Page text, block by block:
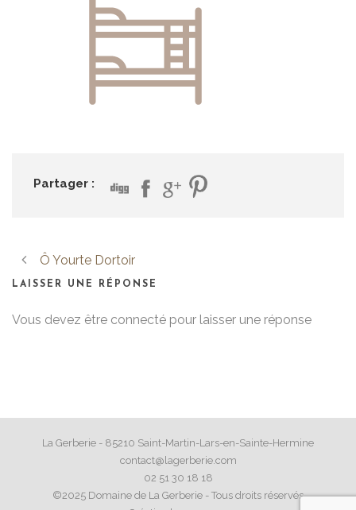
Partager :
Ô Yourte Dortoir
LAISSER UNE RÉPONSE
Vous devez être connecté pour laisser une réponse
La Gerberie - 85210 Saint-Martin-Lars-en-Sainte-Hermine
contact@lagerberie.com
02 51 30 18 18
©2025 Domaine de La Gerberie - Tous droits réservés